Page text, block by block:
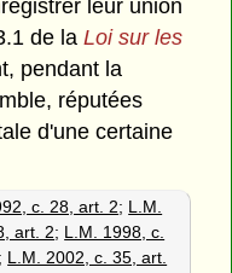
leur union
de laLoi sur les
pendant la
réputées
d'une certaine
c. 28, art. 2; L.M.
art. 2; L.M. 1998, c.
; L.M. 2002, c. 35, art.